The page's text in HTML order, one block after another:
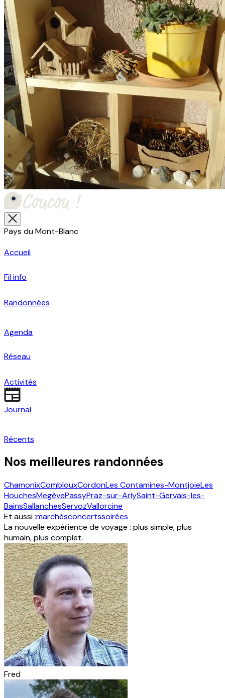
Pays du Mont-Blanc
Accueil
Fil info
Randonnées
Agenda
Réseau
Activités
Journal
Récents
Nos meilleures randonnées
ChamonixComblouxCordonLes Contamines-MontjoieLes
HouchesMegèvePassyPraz-sur-ArlySaint-Gervais-les-
BainsSallanchesServozVallorcine
Et aussi :marchésconcertssoirées
La nouvelle expérience de voyage : plus simple, plus
humain, plus complet.
Fred